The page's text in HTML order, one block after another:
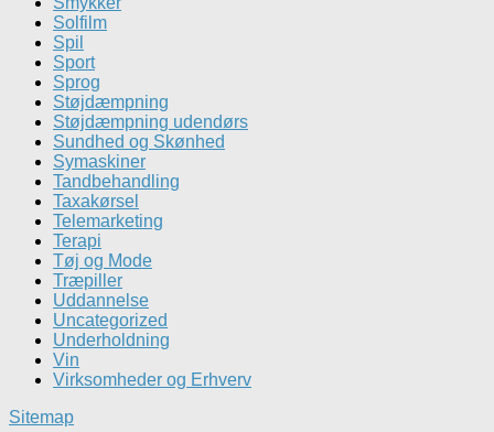
Solfilm
Spil
Sport
Sprog
Støjdæmpning
Støjdæmpning udendørs
Sundhed og Skønhed
Symaskiner
Tandbehandling
Taxakørsel
Telemarketing
Terapi
Tøj og Mode
Træpiller
Uddannelse
Uncategorized
Underholdning
Vin
Virksomheder og Erhverv
Sitemap